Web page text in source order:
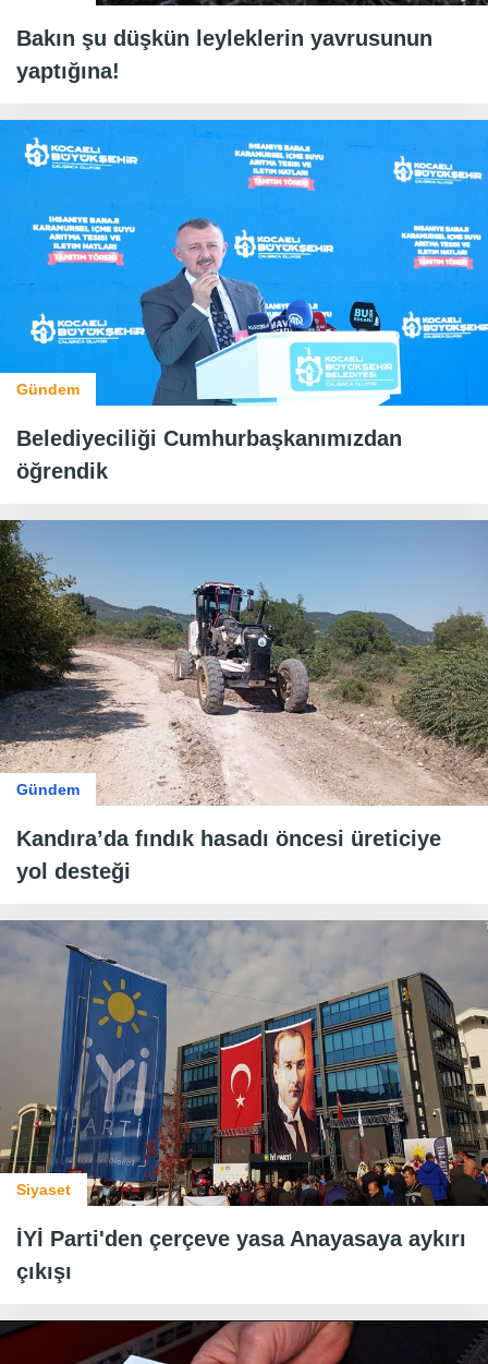
Bakın şu düşkün leyleklerin yavrusunun
yaptığına!
Gündem
Belediyeciliği Cumhurbaşkanımızdan
öğrendik
Gündem
Kandıra’da fındık hasadı öncesi üreticiye
yol desteği
Siyaset
İYİ Parti'den çerçeve yasa Anayasaya aykırı
çıkışı